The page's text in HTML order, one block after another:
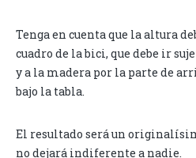
Tenga en cuenta que la altura
cuadro de la bici, que debe ir
y a la madera por la parte de
bajo la tabla.
El resultado será un
no dejará indiferente a nadie.